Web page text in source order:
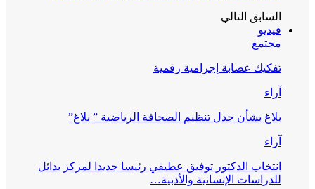
السابق التالي
فيديو
مجتمع
تفكيك عصابة إجرامية رقمية
آراء
بلاغ بشأن جدل تنظيم الصحافة الرياضية ” بلاغ”
آراء
انتخاب الدكتور توفيق عطيفي رئيسا جديدا لمركز بدائل
للدراسات الإنسانية والأدبية…